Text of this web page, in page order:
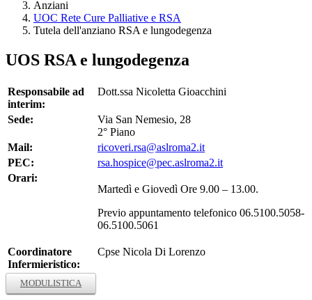
Anziani
UOC Rete Cure Palliative e RSA
Tutela dell'anziano RSA e lungodegenza
UOS RSA e lungodegenza
Responsabile ad
interim:
Dott.ssa Nicoletta Gioacchini
Sede:
Via San Nemesio, 28
2° Piano
Mail:
ricoveri.rsa@aslroma2.it
PEC:
rsa.hospice@pec.aslroma2.it
Orari:
Martedì e Giovedì Ore 9.00 – 13.00.
Previo appuntamento telefonico 06.5100.5058-
06.5100.5061
Coordinatore
Infermieristico:
Cpse Nicola Di Lorenzo
MODULISTICA